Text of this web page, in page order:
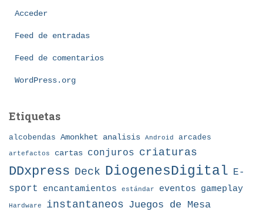
Acceder
Feed de entradas
Feed de comentarios
WordPress.org
Etiquetas
alcobendas Amonkhet analisis Android arcades
artefactos cartas conjuros criaturas
DDxpress Deck DiogenesDigital E-
sport
encantamientos estándar eventos gameplay
Hardware instantaneos Juegos de Mesa